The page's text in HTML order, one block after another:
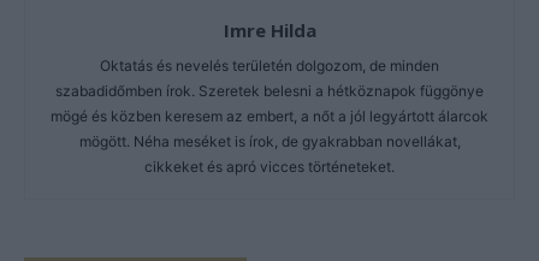
Imre Hilda
Oktatás és nevelés területén dolgozom, de minden
szabadidőmben írok. Szeretek belesni a hétköznapok függönye
mögé és közben keresem az embert, a nőt a jól legyártott álarcok
mögött. Néha meséket is írok, de gyakrabban novellákat,
cikkeket és apró vicces történeteket.